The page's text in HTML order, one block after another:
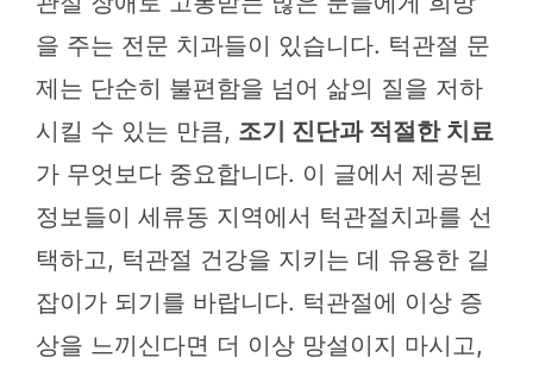
을 주는 전문 치과들이 있습니다. 턱관절 문
제는 단순히 불편함을 넘어 삶의 질을 저하
시킬 수 있는 만큼, 조기 진단과 적절한 치료
가 무엇보다 중요합니다. 이 글에서 제공된
정보들이 세류동 지역에서 턱관절치과를 선
택하고, 턱관절 건강을 지키는 데 유용한 길
잡이가 되기를 바랍니다. 턱관절에 이상 증
상을 느끼신다면 더 이상 망설이지 마시고,